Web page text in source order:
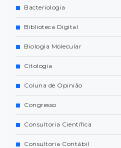
Bacteriologia
Biblioteca Digital
Biologia Molecular
Citologia
Coluna de Opinião
Congresso
Consultoria Científica
Consultoria Contábil